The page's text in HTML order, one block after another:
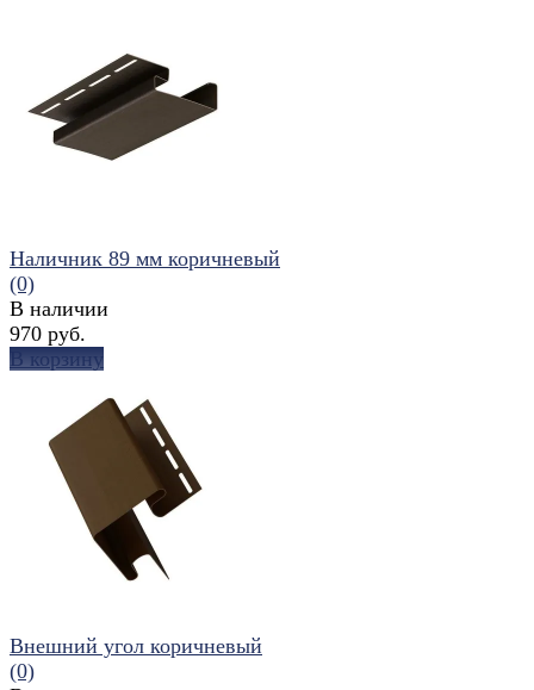
избранное сравнить
избранное сравнить
Наличник 89 мм коричневый
(0)
В наличии
970 руб.
В корзину
Внешний угол коричневый
(0)